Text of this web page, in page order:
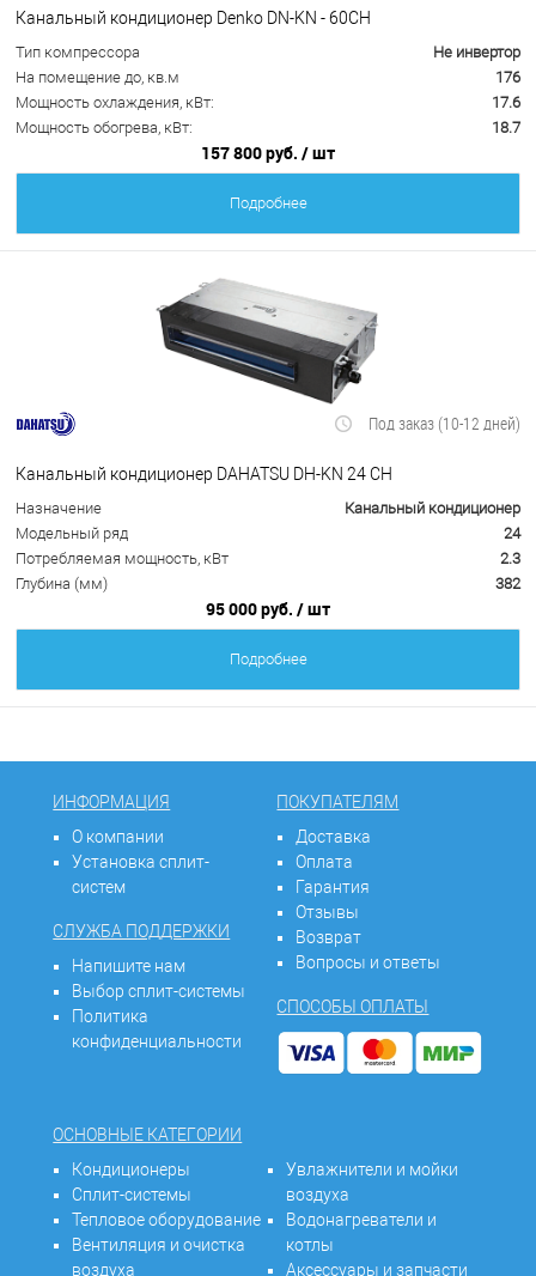
Канальный кондиционер Denko DN-KN - 60CH
Тип компрессора
Не инвертор
На помещение до, кв.м
176
Мощность охлаждения, кВт:
17.6
Мощность обогрева, кВт:
18.7
157 800 руб. / шт
Подробнее
Под заказ (10-12 дней)
Канальный кондиционер DAHATSU DH-KN 24 CH
Назначение
Канальный кондиционер
Модельный ряд
24
Потребляемая мощность, кВт
2.3
Глубина (мм)
382
95 000 руб. / шт
Подробнее
ИНФОРМАЦИЯ
О компании
Установка сплит-
систем
СЛУЖБА ПОДДЕРЖКИ
Напишите нам
Выбор сплит-системы
Политика
конфиденциальности
ПОКУПАТЕЛЯМ
Доставка
Оплата
Гарантия
Отзывы
Возврат
Вопросы и ответы
СПОСОБЫ ОПЛАТЫ
ОСНОВНЫЕ КАТЕГОРИИ
Кондиционеры
Сплит-системы
Тепловое оборудование
Вентиляция и очистка
воздуха
Увлажнители и мойки
воздуха
Водонагреватели и
котлы
Аксессуары и запчасти